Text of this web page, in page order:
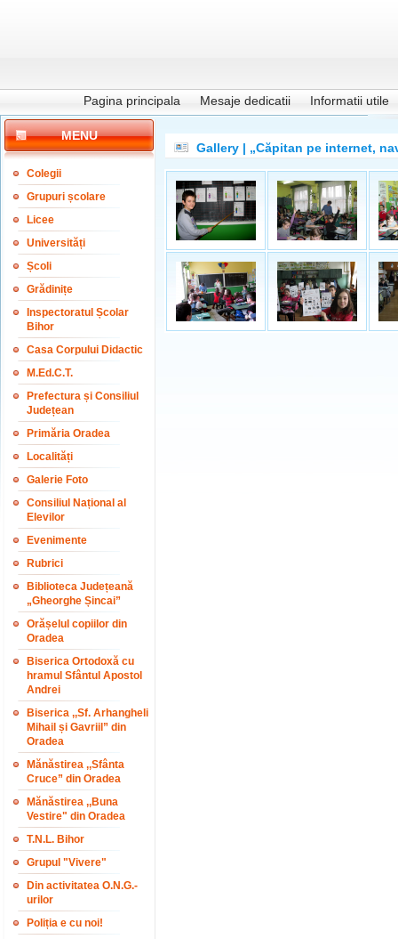
Pagina principala Mesaje dedicatii Informatii utile
MENU
Colegii
Grupuri școlare
Licee
Universități
Școli
Grădinițe
Inspectoratul Școlar
Bihor
Casa Corpului Didactic
M.Ed.C.T.
Prefectura și Consiliul
Județean
Primăria Oradea
Localități
Galerie Foto
Consiliul Național al
Elevilor
Evenimente
Rubrici
Biblioteca Județeană
„Gheorghe Șincai”
Orășelul copiilor din
Oradea
Biserica Ortodoxă cu
hramul Sfântul Apostol
Andrei
Biserica ,,Sf. Arhangheli
Mihail și Gavriil” din
Oradea
Mănăstirea ,,Sfânta
Cruce” din Oradea
Mănăstirea ,,Buna
Vestire" din Oradea
T.N.L. Bihor
Grupul "Vivere"
Din activitatea O.N.G.-
urilor
Poliția e cu noi!
Gallery | „Căpitan pe internet,